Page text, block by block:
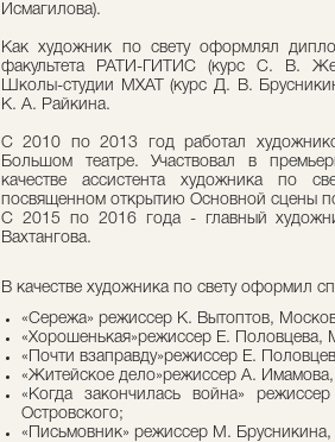
Исмагилова).
Как художник по свету оформлял
факультета РАТИ-ГИТИС (курс С. В.
Школы-студии МХАТ (курс Д. В.
К. А. Райкина.
С 2010 по 2013 год работал
Большом театре. Участвовал в
качестве ассистента художника по
посвященном открытию Основной сцены
C 2015 по 2016 года - главный
Вахтангова.
В качестве художника по свету оформил
«Сережа» режиссер К. Вытоптов,
«Хорошенькая»режиссер Е. Половцева,
«Почти взаправду»режиссер Е.
«Житейское дело»режиссер А.
«Когда закончилась война»
Островского;
«Письмовник» режиссер М.